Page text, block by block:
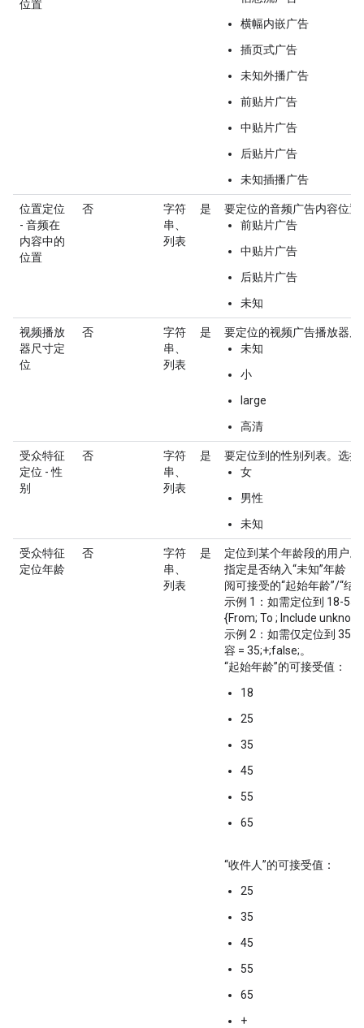
位置
横幅内嵌广告
插页式广告
未知外播广告
前贴片广告
中贴片广告
后贴片广告
未知插播广告
位置定位
- 音频在
内容中的
位置
否
字符
串、
列表
是
要定位的音频广告内容位
前贴片广告
中贴片广告
后贴片广告
未知
视频播放
器尺寸定
位
否
字符
串、
列表
是
要定位的视频广告播放器
未知
小
large
高清
受众特征
定位 - 性
别
否
字符
串、
列表
是
要定位到的性别列表。选
女
男性
未知
受众特征
定位年龄
否
字符
串、
列表
是
定位到某个年龄段的用户。
指定是否纳入“未知”年龄
阅可接受的“起始年龄”/“结
示例 1：如需定位到 18-55
{From; To ; Include
示例 2：如需仅定位到 35
容 = 35;+;false;。
“起始年龄”的可接受值：
18
25
35
45
55
65
“收件人”的可接受值：
25
35
45
55
65
+